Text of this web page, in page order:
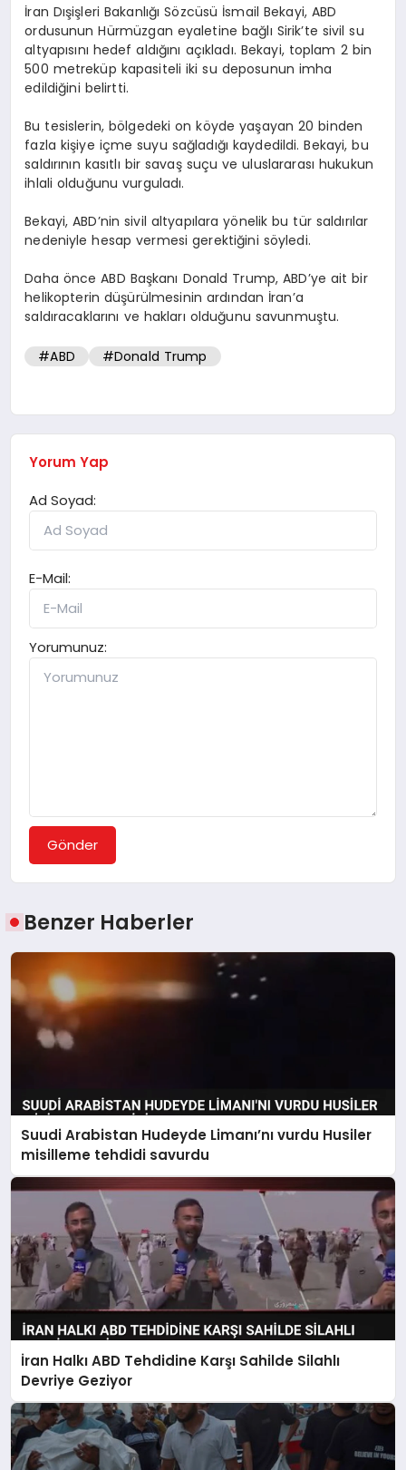
İran Dışişleri Bakanlığı Sözcüsü İsmail Bekayi, ABD
ordusunun Hürmüzgan eyaletine bağlı Sirik’te sivil su
altyapısını hedef aldığını açıkladı. Bekayi, toplam 2 bin
500 metreküp kapasiteli iki su deposunun imha
edildiğini belirtti.
Bu tesislerin, bölgedeki on köyde yaşayan 20 binden
fazla kişiye içme suyu sağladığı kaydedildi. Bekayi, bu
saldırının kasıtlı bir savaş suçu ve uluslararası hukukun
ihlali olduğunu vurguladı.
Bekayi, ABD’nin sivil altyapılara yönelik bu tür saldırılar
nedeniyle hesap vermesi gerektiğini söyledi.
Daha önce ABD Başkanı Donald Trump, ABD’ye ait bir
helikopterin düşürülmesinin ardından İran’a
saldıracaklarını ve hakları olduğunu savunmuştu.
#ABD #Donald Trump
Yorum Yap
Ad Soyad:
E-Mail:
Yorumunuz:
Gönder
Benzer Haberler
Suudi Arabistan Hudeyde Limanı’nı vurdu Husiler
misilleme tehdidi savurdu
İran Halkı ABD Tehdidine Karşı Sahilde Silahlı
Devriye Geziyor